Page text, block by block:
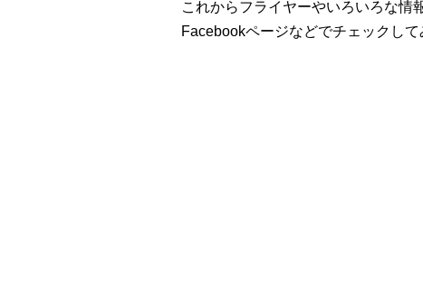
これからフライヤーやいろいろな情
Facebookページなどでチェックして